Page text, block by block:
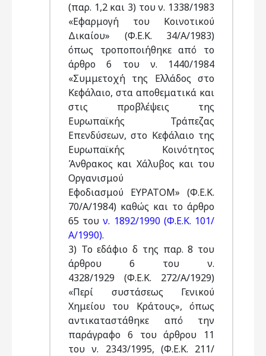
(παρ. 1,2 και 3) του ν. 1338/1983
«Εφαρμογή του Κοινοτικού
Δικαίου» (Φ.Ε.Κ. 34/Α/1983)
όπως τροποποιήθηκε από το
άρθρο 6 του ν. 1440/1984
«Συμμετοχή της Ελλάδος στο
Κεφάλαιο, στα αποθεματικά και
στις προβλέψεις της
Ευρωπαϊκής Τράπεζας
Επενδύσεων, στο Κεφάλαιο της
Ευρωπαϊκής Κοινότητος
Άνθρακος και Χάλυβος και του
Οργανισμού
Εφοδιασμού ΕΥΡΑΤΟΜ» (Φ.Ε.Κ.
70/Α/1984) καθώς και το άρθρο
65 τουν. 1892/1990 (Φ.Ε.Κ. 101/
Α/1990).
3) Το εδάφιο δ της παρ. 8 του
άρθρου 6 του ν.
4328/1929 (Φ.Ε.Κ. 272/Α/1929)
«Περί συστάσεως Γενικού
Χημείου του Κράτους», όπως
αντικαταστάθηκε από την
παράγραφο 6 του άρθρου 11
του ν. 2343/1995, (Φ.Ε.Κ. 211/